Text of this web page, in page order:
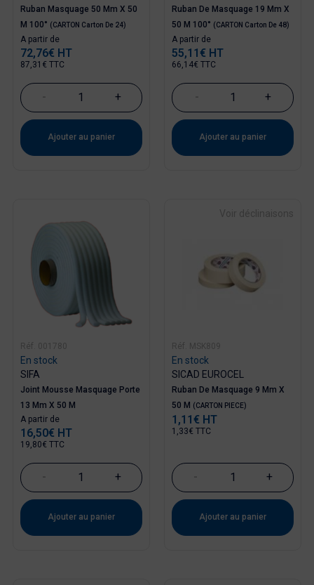
Ruban Masquage 50 Mm X 50
M 100° (CARTON Carton De 24)
Prix
A partir de
72,76€ HT
87,31€ TTC
- +
Ajouter au panier
Ruban De Masquage 19 Mm X
50 M 100° (CARTON Carton De 48)
Prix
A partir de
55,11€ HT
66,14€ TTC
- +
Ajouter au panier
Réf. 001780
En stock
SIFA
Joint Mousse Masquage Porte
13 Mm X 50 M
Prix
A partir de
16,50€ HT
19,80€ TTC
- +
Ajouter au panier
Voir déclinaisons
Réf. MSK809
En stock
SICAD EUROCEL
Ruban De Masquage 9 Mm X
50 M (CARTON PIECE)
Prix
1,11€ HT
1,33€ TTC
- +
Ajouter au panier